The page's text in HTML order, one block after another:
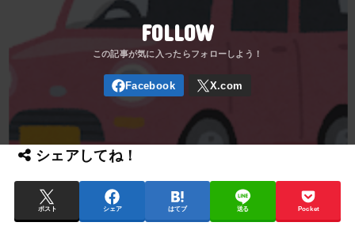
FOLLOW
シェアしてね！
ポスト シェア はてブ 送る Pocket